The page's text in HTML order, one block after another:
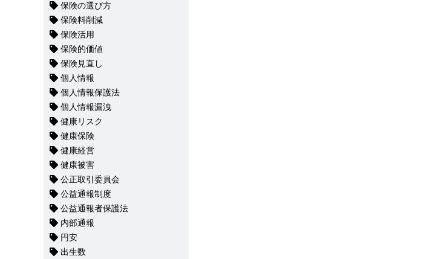
保険の選び方
保険料削減
保険活用
保険的価値
保険見直し
個人情報
個人情報保護法
個人情報漏洩
健康リスク
健康保険
健康経営
健康被害
公正取引委員会
公益通報制度
公益通報者保護法
内部通報
円安
出生数